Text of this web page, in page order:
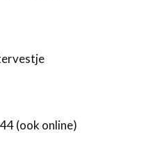
(ook online)